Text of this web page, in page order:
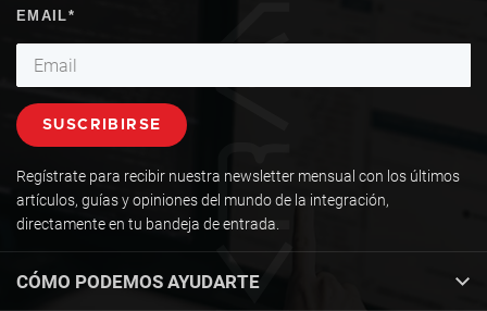
CÓMO PODEMOS AYUDARTE
Regístrate para recibir nuestra newsletter mensual con los últimos
artículos, guías y opiniones del mundo de la integración,
directamente en tu bandeja de entrada.